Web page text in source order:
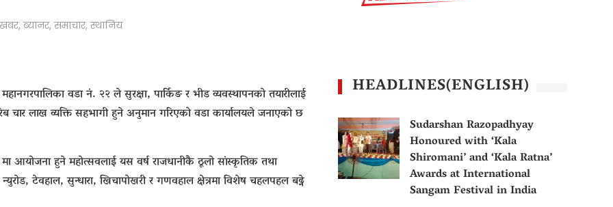
,ब्यानर, समाचार,स्थानिय
वडा नं. २२ले सुरक्षा, पार्किङ र भीड व्यवस्थापनको तयारीलाई
लाख व्यक्ति सहभागी हुने अनुमान गरिएको वडा कार्यालयले जनाएको छ
मा आयोजना हुने महोत्सवलाई यस वर्ष राजधानीकै ठूलो सांस्कृतिक तथा
टेवहाल, सुन्धारा, खिचापोखरी र गणवहाल क्षेत्रमा विशेष चहलपहल बढ्ने
HEADLINES(ENGLISH)
Sudarshan Razopadhyay
Honoured with ‘Kala
Shiromani’ and ‘Kala Ratna’
Awards at International
Sangam Festival in India